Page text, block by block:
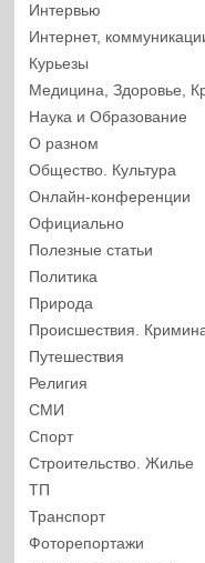
Интервью
Интернет,
Курьезы
Медицина, Здоровье,
Наука и Образование
О разном
Общество. Культура
Онлайн-конференции
Официально
Полезные статьи
Политика
Природа
Происшествия.
Путешествия
Религия
СМИ
Спорт
Строительство. Жилье
ТП
Транспорт
Фоторепортажи